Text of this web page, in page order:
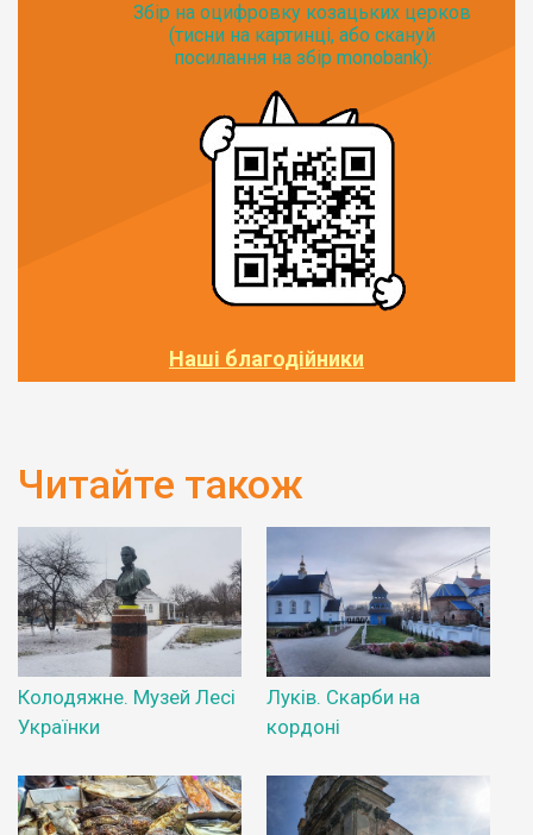
Збір на оцифровку козацьких церков
(тисни на картинці, або скануй
посилання на збір monobank):
Наші благодійники
Читайте також
Колодяжне. Музей Лесі
Українки
Луків. Скарби на
кордоні